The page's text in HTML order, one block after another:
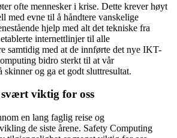
ofte mennesker i krise. Dette krever høyt
med evne til å håndtere vanskelige
hjelp med alt det tekniske fra
internettlinjer til alle
samtidig med at de innførte det nye IKT-
bidro sterkt til at vår
og ga et godt sluttresultat.
viktig for oss
en lang faglig reise og
de siste årene. Safety Computing